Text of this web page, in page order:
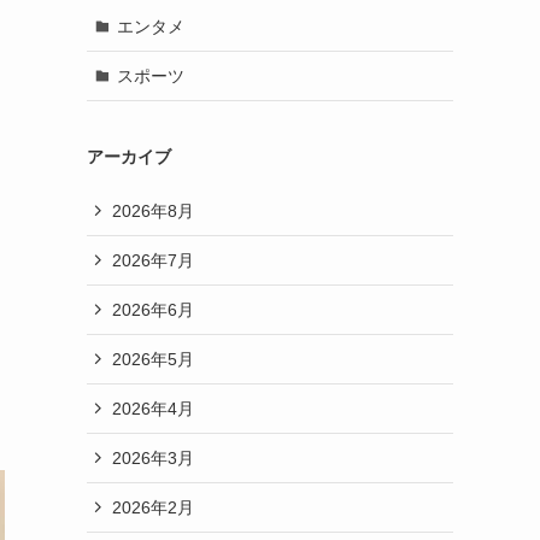
エンタメ
スポーツ
アーカイブ
2026年8月
2026年7月
2026年6月
2026年5月
2026年4月
2026年3月
2026年2月